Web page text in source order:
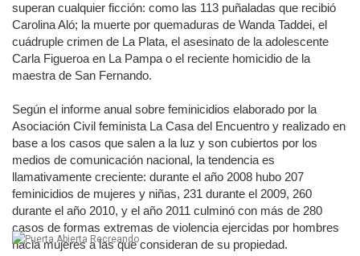
superan cualquier ficción: como las 113 puñaladas que recibió
Carolina Aló; la muerte por quemaduras de Wanda Taddei, el
cuádruple crimen de La Plata, el asesinato de la adolescente
Carla Figueroa en La Pampa o el reciente homicidio de la
maestra de San Fernando.
Según el informe anual sobre feminicidios elaborado por la
Asociación Civil feminista La Casa del Encuentro y realizado en
base a los casos que salen a la luz y son cubiertos por los
medios de comunicación nacional, la tendencia es
llamativamente creciente: durante el año 2008 hubo 207
feminicidios de mujeres y niñas, 231 durante el 2009, 260
durante el año 2010, y el año 2011 culminó con más de 280
casos de formas extremas de violencia ejercidas por hombres
hacia mujeres a las que consideran de su propiedad.